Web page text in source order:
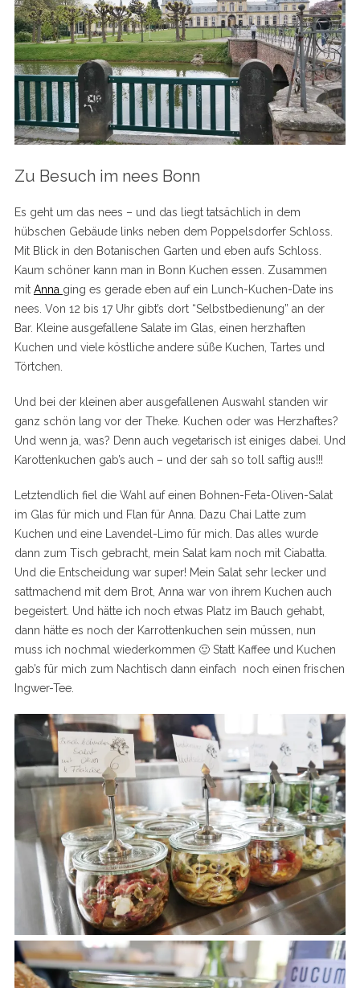
Zu Besuch im nees Bonn
Es geht um das nees – und das liegt tatsächlich in dem
hübschen Gebäude links neben dem Poppelsdorfer Schloss.
Mit Blick in den Botanischen Garten und eben aufs Schloss.
Kaum schöner kann man in Bonn Kuchen essen. Zusammen
mit Anna ging es gerade eben auf ein Lunch-Kuchen-Date ins
nees. Von 12 bis 17 Uhr gibt’s dort “Selbstbedienung” an der
Bar. Kleine ausgefallene Salate im Glas, einen herzhaften
Kuchen und viele köstliche andere süße Kuchen, Tartes und
Törtchen.
Und bei der kleinen aber ausgefallenen Auswahl standen wir
ganz schön lang vor der Theke. Kuchen oder was Herzhaftes?
Und wenn ja, was? Denn auch vegetarisch ist einiges dabei. Und
Karottenkuchen gab’s auch – und der sah so toll saftig aus!!!
Letztendlich fiel die Wahl auf einen Bohnen-Feta-Oliven-Salat
im Glas für mich und Flan für Anna. Dazu Chai Latte zum
Kuchen und eine Lavendel-Limo für mich. Das alles wurde
dann zum Tisch gebracht, mein Salat kam noch mit Ciabatta.
Und die Entscheidung war super! Mein Salat sehr lecker und
sattmachend mit dem Brot, Anna war von ihrem Kuchen auch
begeistert. Und hätte ich noch etwas Platz im Bauch gehabt,
dann hätte es noch der Karrottenkuchen sein müssen, nun
muss ich nochmal wiederkommen 🙂 Statt Kaffee und Kuchen
gab’s für mich zum Nachtisch dann einfach noch einen frischen
Ingwer-Tee.